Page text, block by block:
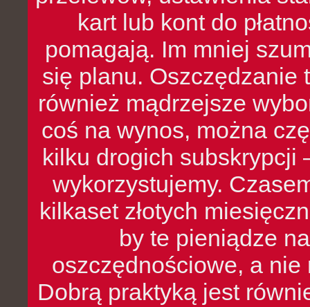
kart lub kont do
pomagają. Im mniej
się planu. Oszczędzanie
również mądrzejsze
coś na wynos, można
kilku drogich subskrypcji
wykorzystujemy.
kilkaset złotych
by te pieniądze
oszczędnościowe, a nie
Dobrą praktyką jest